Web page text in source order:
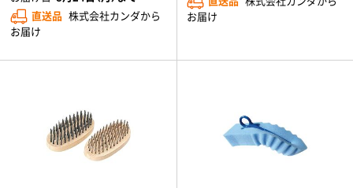
直送品 株式会社カンダから
お届け
お届け